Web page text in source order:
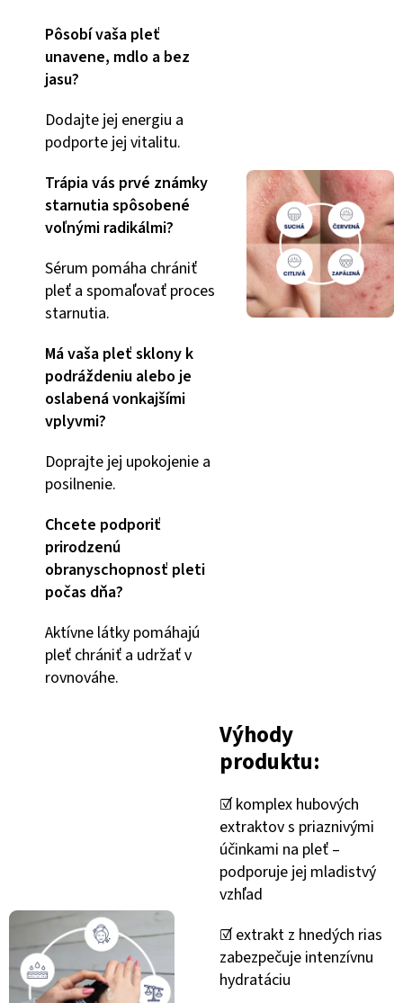
Pôsobí vaša pleť
unavene, mdlo a bez
jasu?
Dodajte jej energiu a
podporte jej vitalitu.
Trápia vás prvé známky
starnutia spôsobené
voľnými radikálmi?
Sérum pomáha chrániť
pleť a spomaľovať proces
starnutia.
Má vaša pleť sklony k
podráždeniu alebo je
oslabená vonkajšími
vplyvmi?
Doprajte jej upokojenie a
posilnenie.
Chcete podporiť
prirodzenú
obranyschopnosť pleti
počas dňa?
Aktívne látky pomáhajú
pleť chrániť a udržať v
rovnováhe.
Výhody
produktu:
☑️ komplex hubových
extraktov s priaznivými
účinkami na pleť –
podporuje jej mladistvý
vzhľad
☑️ extrakt z hnedých rias
zabezpečuje intenzívnu
hydratáciu